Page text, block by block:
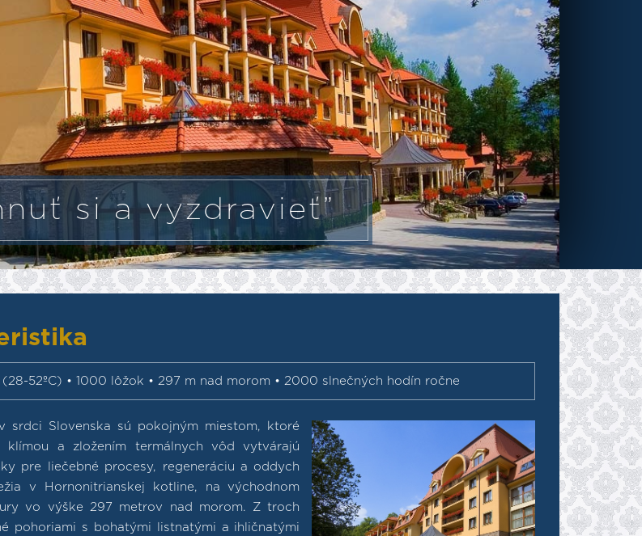
si a vyzdravieť”
52ºC) • 1000 lôžok • 297 m nad morom • 2000 slnečných hodín ročne
srdci Slovenska sú pokojným miestom, ktoré
klímou a zložením termálnych vôd vytvárajú
pre liečebné procesy, regeneráciu a oddych
v Hornonitrianskej kotline, na východnom
vo výške 297 metrov nad morom. Z troch
pohoriami s bohatými listnatými a ihličnatými